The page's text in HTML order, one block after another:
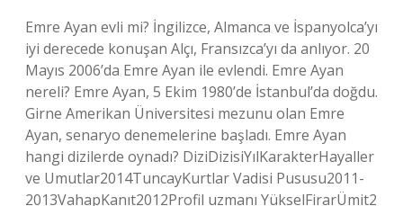
Emre Ayan evli mi? İngilizce, Almanca ve İspanyolca’yı
iyi derecede konuşan Alçı, Fransızca’yı da anlıyor. 20
Mayıs 2006’da Emre Ayan ile evlendi. Emre Ayan
nereli? Emre Ayan, 5 Ekim 1980’de İstanbul’da doğdu.
Girne Amerikan Üniversitesi mezunu olan Emre
Ayan, senaryo denemelerine başladı. Emre Ayan
hangi dizilerde oynadı? DiziDizisiYılKarakterHayaller
ve Umutlar2014TuncayKurtlar Vadisi Pususu2011-
2013VahapKanıt2012Profil uzmanı YükselFirarÜmit2